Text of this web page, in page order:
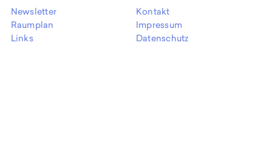
Newsletter
Raumplan
Links
Kontakt
Impressum
Datenschutz